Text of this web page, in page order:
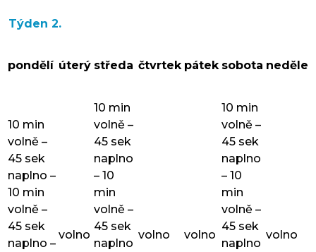
Týden 2.
pondělí úterý středa čtvrtek pátek sobota neděle
10 min
volně –
45 sek
naplno –
10 min
volně –
45 sek
naplno –
volno
10 min
volně –
45 sek
naplno
– 10
min
volně –
45 sek
naplno
volno volno
10 min
volně –
45 sek
naplno
– 10
min
volně –
45 sek
naplno
volno